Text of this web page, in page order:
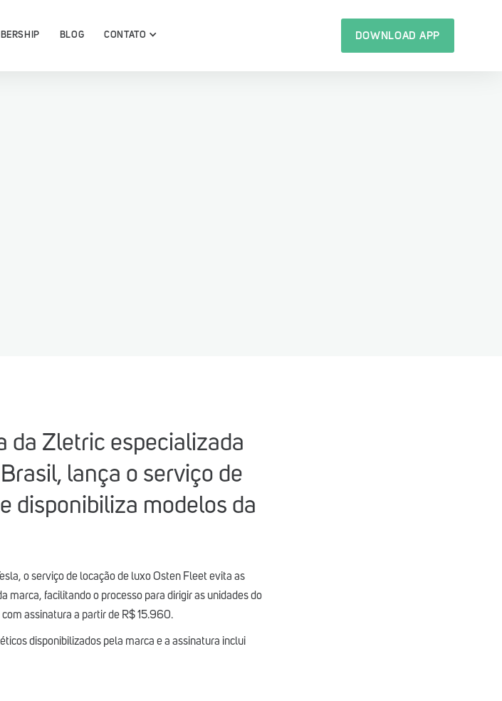
BLOG CONTATO DOWNLOAD APP
da Zletric especializada
lança o serviço de
disponibiliza modelos da
o serviço de locação de luxo Osten Fleet evita as
marca, facilitando o processo para dirigir as unidades do
assinatura a partir de R$ 15.960.
disponibilizados pela marca e a assinatura inclui